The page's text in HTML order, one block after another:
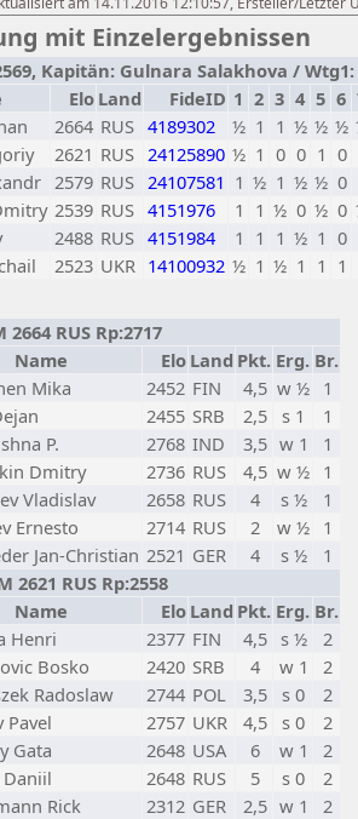
mit Einzelergebnissen
Kapitän: Gulnara Salakhova / Wtg1:
Elo Land FideID 1 2 3 4 5 6
2664 RUS 4189302 ½ 1 1 ½ ½ ½
2621 RUS 24125890 ½ 1 0 0 1 0
2579 RUS 24107581 1 ½ 1 ½ ½ 0
2539 RUS 4151976 1 1 ½ 0 ½ 0
2488 RUS 4151984 1 1 1 ½ 1 0
2523 UKR 14100932 ½ 1 ½ 1 1 1
RUS Rp:2717
Name Elo Land Pkt. Erg. Br.
Mika 2452 FIN 4,5 w ½ 1
2455 SRB 2,5 s 1
1
P. 2768 IND 3,5 w 1
1
Dmitry 2736 RUS 4,5 w ½ 1
Vladislav 2658 RUS 4 s ½
1
Ernesto 2714 RUS 2 w ½ 1
Jan-Christian 2521 GER 4 s ½
1
RUS Rp:2558
Name Elo Land Pkt. Erg. Br.
Henri 2377 FIN 4,5 s ½
2
Bosko 2420 SRB 4 w 1
2
Radoslaw 2744 POL 3,5 s 0
2
Pavel 2757 UKR 4,5 s 0
2
Gata 2648 USA 6 w 1
2
2648 RUS 5 s 0
2
Rick 2312 GER 2,5 w 1
2